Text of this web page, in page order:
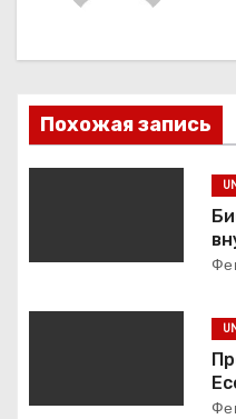
п
и
я
м
Похожая запись